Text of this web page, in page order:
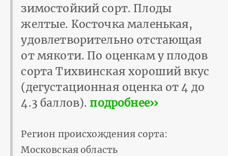
зимостойкий сорт. Плоды
желтые. Косточка маленькая,
удовлетворительно отстающая
от мякоти. По оценкам у плодов
сорта Тихвинская хороший вкус
(дегустационная оценка от 4 до
4.3 баллов). подробнее››
Регион происхождения сорта:
Московская область